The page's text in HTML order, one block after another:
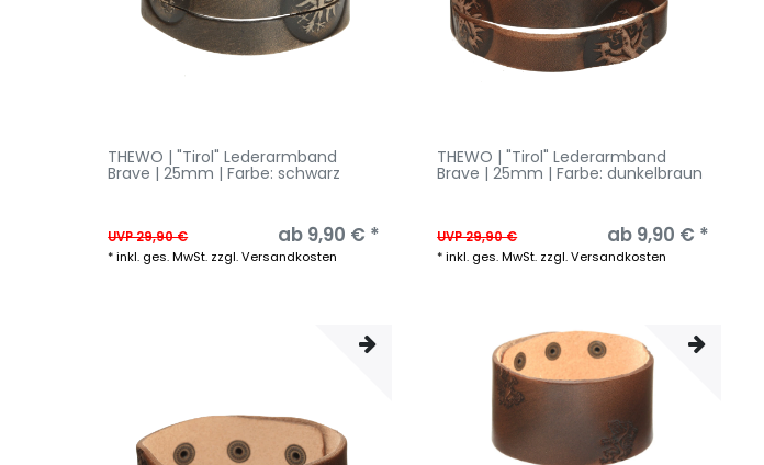
THEWO | "Tirol" Lederarmband
Brave | 25mm | Farbe: schwarz
UVP 29,90 € ab 9,90 € *
*inkl. ges. MwSt. zzgl.Versandkosten
THEWO | "Tirol" Lederarmband
Brave | 25mm | Farbe: dunkelbraun
UVP 29,90 € ab 9,90 € *
*inkl. ges. MwSt. zzgl.Versandkosten